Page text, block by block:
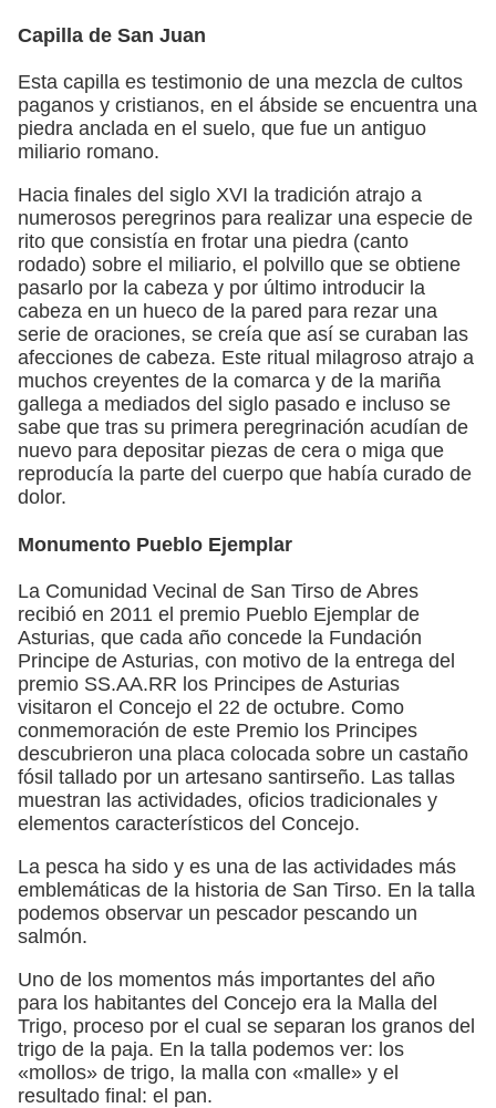
Capilla de San Juan
Esta capilla es testimonio de una mezcla de cultos
paganos y cristianos, en el ábside se encuentra una
piedra anclada en el suelo, que fue un antiguo
miliario romano.
Hacia finales del siglo XVI la tradición atrajo a
numerosos peregrinos para realizar una especie de
rito que consistía en frotar una piedra (canto
rodado) sobre el miliario, el polvillo que se obtiene
pasarlo por la cabeza y por último introducir la
cabeza en un hueco de la pared para rezar una
serie de oraciones, se creía que así se curaban las
afecciones de cabeza. Este ritual milagroso atrajo a
muchos creyentes de la comarca y de la mariña
gallega a mediados del siglo pasado e incluso se
sabe que tras su primera peregrinación acudían de
nuevo para depositar piezas de cera o miga que
reproducía la parte del cuerpo que había curado de
dolor.
Monumento Pueblo Ejemplar
La Comunidad Vecinal de San Tirso de Abres
recibió en 2011 el premio Pueblo Ejemplar de
Asturias, que cada año concede la Fundación
Principe de Asturias, con motivo de la entrega del
premio SS.AA.RR los Principes de Asturias
visitaron el Concejo el 22 de octubre. Como
conmemoración de este Premio los Principes
descubrieron una placa colocada sobre un castaño
fósil tallado por un artesano santirseño. Las tallas
muestran las actividades, oficios tradicionales y
elementos característicos del Concejo.
La pesca ha sido y es una de las actividades más
emblemáticas de la historia de San Tirso. En la talla
podemos observar un pescador pescando un
salmón.
Uno de los momentos más importantes del año
para los habitantes del Concejo era la Malla del
Trigo, proceso por el cual se separan los granos del
trigo de la paja. En la talla podemos ver: los
«mollos» de trigo, la malla con «malle» y el
resultado final: el pan.